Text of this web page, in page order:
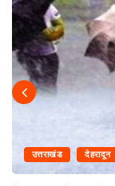
उत्तराखंड देहरादून